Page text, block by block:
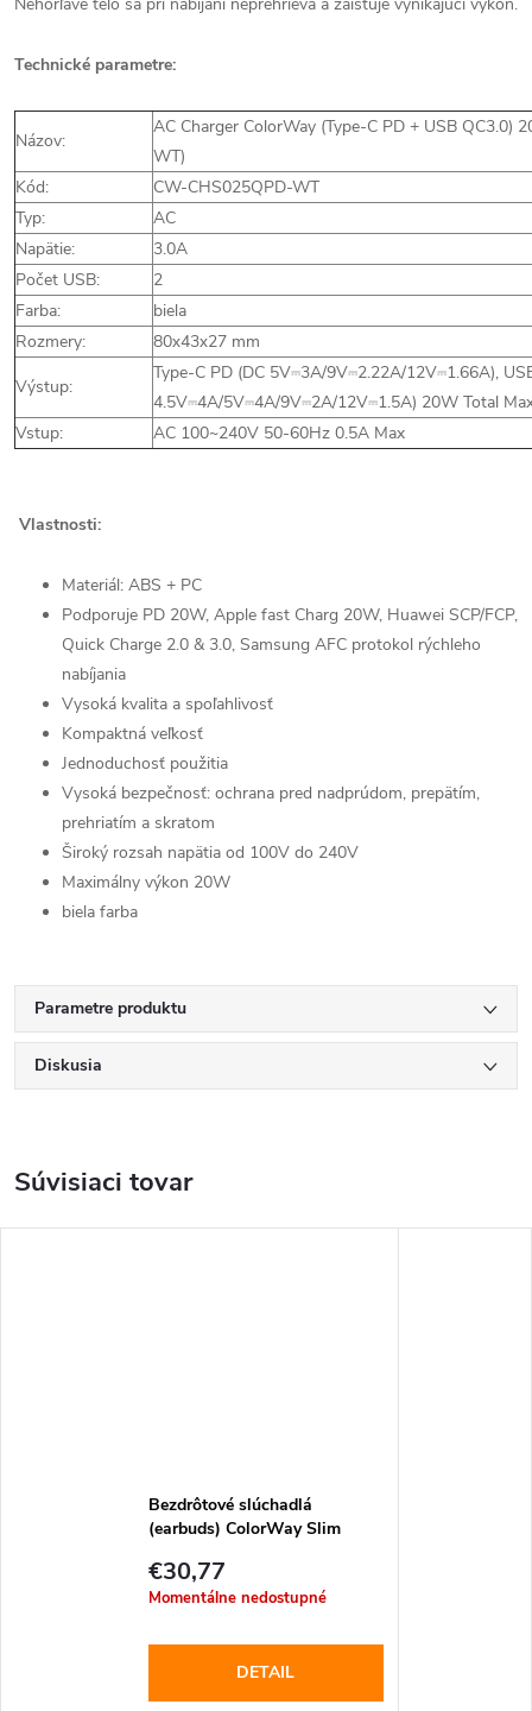
Technické parametre:
Názov:
AC Charger ColorWay (Type-C PD + USB QC3.0)
WT)
Kód:
CW-CHS025QPD-WT
Typ:
AC
Napätie:
3.0A
Počet USB:
2
Farba:
biela
Rozmery:
80х43х27 mm
Výstup:
Type-C PD (DC 5V⎓3A/9V⎓2.22A/12V⎓1.66A),
4.5V⎓4A/5V⎓4A/9V⎓2A/12V⎓1.5A) 20W Total
Vstup:
AC 100~240V 50-60Hz 0.5A Max
Vlastnosti:
Materiál: ABS + PC
Podporuje PD 20W, Apple fast Charg 20W, Huawei SCP/FCP,
Quick Charge 2.0 & 3.0, Samsung AFC protokol rýchleho
nabíjania
Vysoká kvalita a spoľahlivosť
Kompaktná veľkosť
Jednoduchosť použitia
Vysoká bezpečnosť: ochrana pred nadprúdom, prepätím,
prehriatím a skratom
Široký rozsah napätia od 100V do 240V
Maximálny výkon 20W
biela farba
Parametre produktu
Diskusia
Súvisiaci tovar
Bezdrôtové slúchadlá
(earbuds) ColorWay Slim
€30,77
Momentálne nedostupné
DETAIL